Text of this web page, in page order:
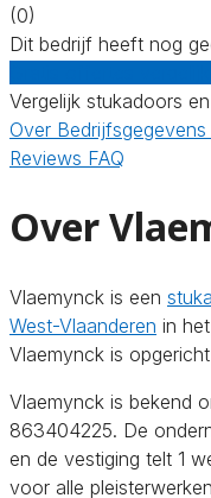
(0)
Dit bedrijf heeft nog
Vergelijk stukadoors
Over Bedrijfsgegevens
Reviews FAQ
Over
Vlaemynck is een
West-Vlaanderen in
Vlaemynck is
Vlaemynck is bekend
863404225. De
en de vestiging telt 1
voor alle